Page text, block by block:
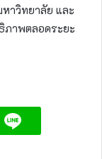
าวิทยาลัย และ
ภาพตลอดระยะ